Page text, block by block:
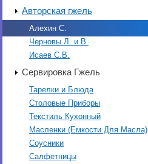
Авторская гжель
Алехин С.
Черновы Л. и В.
Исаев С.В.
Сервировка Гжель
Тарелки и Блюда
Столовые Приборы
Текстиль Кухонный
Масленки (Емкости Для Масла)
Соусники
Салфетницы